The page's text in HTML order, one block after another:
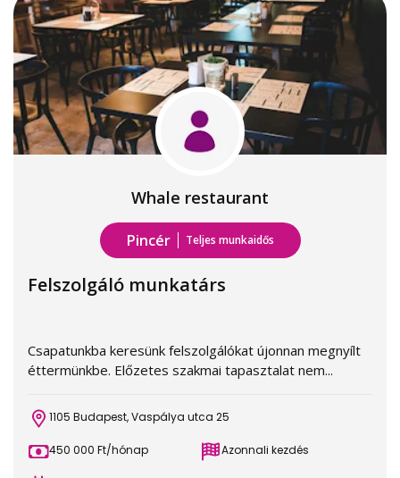
Whale restaurant
Pincér Teljes munkaidős
Felszolgáló munkatárs
Csapatunkba keresünk felszolgálókat újonnan megnyílt
éttermünkbe. Előzetes szakmai tapasztalat nem...
1105 Budapest, Vaspálya utca 25
450 000 Ft/hónap Azonnali kezdés